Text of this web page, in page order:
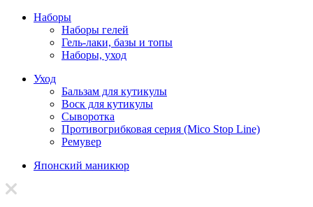
Наборы
Наборы гелей
Гель-лаки, базы и топы
Наборы, уход
Уход
Бальзам для кутикулы
Воск для кутикулы
Сыворотка
Противогрибковая серия (Mico Stop Line)
Ремувер
Японский маникюр